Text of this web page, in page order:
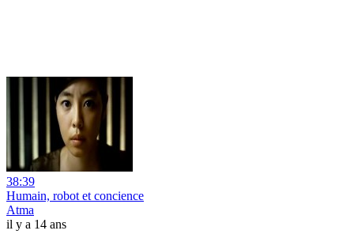
38:39
Humain, robot et concience
Atma
il y a 14 ans